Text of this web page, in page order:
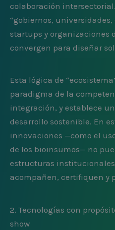
colaboración
“gobiernos,
startups y organizaciones
convergen para diseñar
Esta lógica de
paradigma de la
integración, y establece
desarrollo sostenible. En
innovaciones —como el
de los bioinsumos— no
estructuras
acompañen, certifiquen y
2. Tecnologías con
show